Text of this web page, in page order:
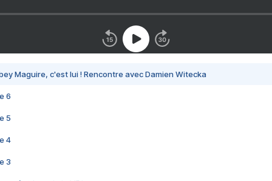
Maguire, c'est lui ! Rencontre avec Damien Witecka
6
5
4
3